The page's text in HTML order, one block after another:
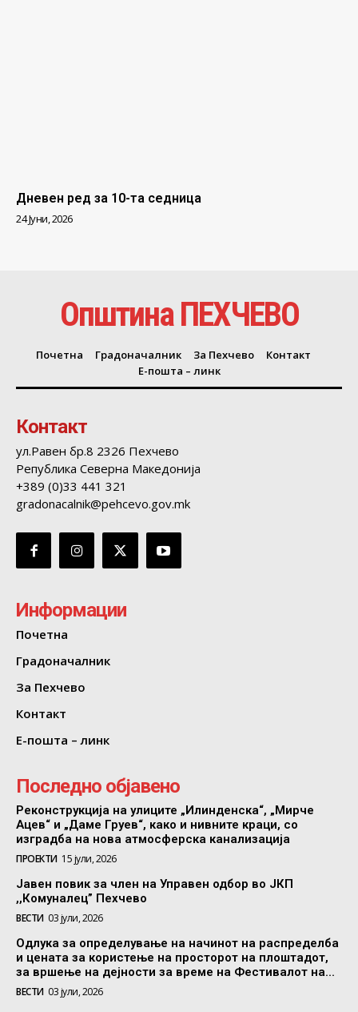
Дневен ред за 10-та седница
24 Јуни, 2026
Општина ПЕХЧЕВО
Почетна Градоначалник За Пехчево
Контакт
Е-пошта – линк
Контакт
ул.Равен бр.8 2326 Пехчево
Република Северна Македонија
+389 (0)33 441 321
gradonacalnik@pehcevo.gov.mk
Информации
Почетна
Градоначалник
За Пехчево
Контакт
Е-пошта – линк
Последно објавено
Реконструкција на улиците „Илинденска“, „Мирче
Ацев“ и „Даме Груев“, како и нивните краци, со
изградба на нова атмосферска канализација
ПРОЕКТИ 15 јули, 2026
Јавен повик за член на Управен одбор во ЈКП
,,Комуналец” Пехчево
ВЕСТИ 03 јули, 2026
Одлука за определување на начинот на распределба
и цената за користење на просторот на плоштадот,
за вршење на дејности за време на Фестивалот на...
ВЕСТИ 03 јули, 2026